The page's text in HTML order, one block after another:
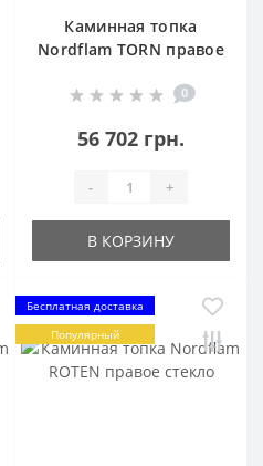
Каминная топка
Nordflam TORN правое
0
56 702 грн.
- +
В КОРЗИНУ
Бесплатная доставка
Популярный